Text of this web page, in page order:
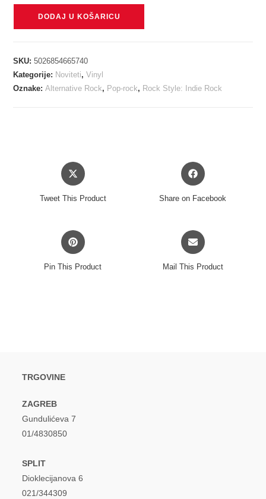
opaque
red
DODAJ U KOŠARICU
SKU:5026854665740
Kategorije: Noviteti,Vinyl
Oznake:Alternative Rock, Pop-rock, Rock Style: Indie Rock
Opens
in
Tweet This Product
Opens
in
Share on Facebook
Opens
in
Pin This Product
Opens
in
Mail This Product
TRGOVINE
ZAGREB
Gundulićeva 7
01/4830850
SPLIT
Dioklecijanova 6
021/344309